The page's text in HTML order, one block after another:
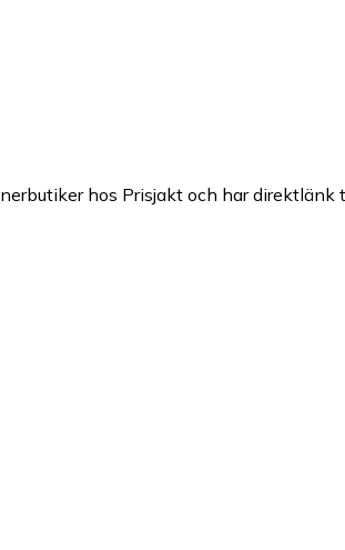
hos Prisjakt och har direktlänk